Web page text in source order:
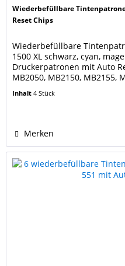
Wiederbefüllbare
Reset Chips
Wiederbefüllbare
1500 XL schwarz, cyan,
Druckerpatronen mit Auto
MB2050, MB2150, MB2155,
black, XLC cyan, XLM
Inhalt4 Stück
Merken